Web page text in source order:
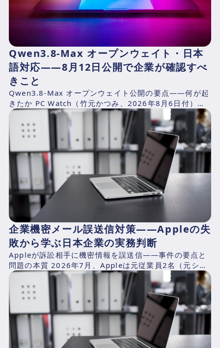
Qwen3.8-Max オープンウェイト・日本
語対応——8月12日公開で企業が確認すべ
きこと
Qwen3.8-Max オープンウェイト公開の要点——何が起
きたか PC Watch（竹元かつみ、2026年8月6日付）の
報道によれば、AlibabaのQwen...
企業機密メール誤送信対策——Appleの失
敗から学ぶ日本企業の実務判断
Appleが訴訟相手に機密情報を誤送信——事件の要点と
問題の本質 2026年7月、Appleは元従業員2名（元シニ
アシステムズエンジニアのChang Liuおよ...